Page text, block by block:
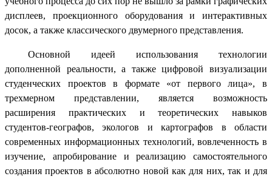
дисплеев, проекционного оборудования и интерактивных
досок, а также классического двумерного представления.
Основной идеей использования технологии
дополненной реальности, а также цифровой визуализации
студенческих проектов в формате «от первого лица», в
трехмерном представлении, является возможность
расширения практических и теоретических навыков
студентов-географов, экологов и картографов в области
современных информационных технологий, вовлеченность в
изучение, апробирование и реализацию самостоятельного
создания проектов в абсолютно новой как для них, так и для